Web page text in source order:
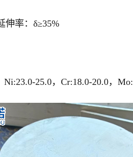
伸率：δ≥35%
25.0，Cr:18.0-20.0，